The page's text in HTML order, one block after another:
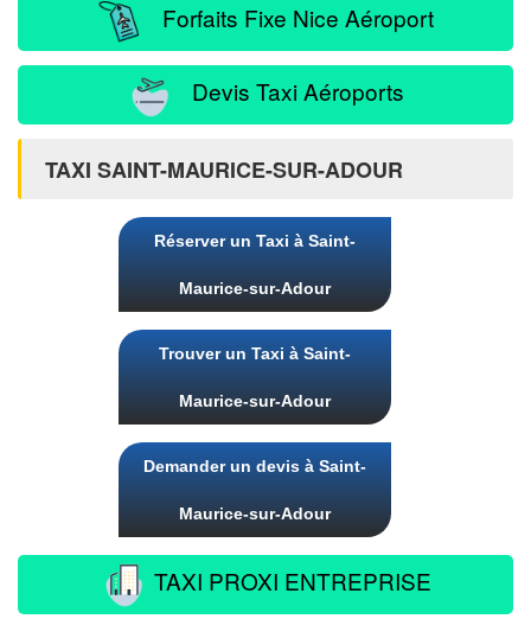
Forfaits Fixe Nice Aéroport
Devis Taxi Aéroports
TAXI SAINT-MAURICE-SUR-ADOUR
Réserver un Taxi à Saint-
Maurice-sur-Adour
Trouver un Taxi à Saint-
Maurice-sur-Adour
Demander un devis à Saint-
Maurice-sur-Adour
TAXI PROXI ENTREPRISE